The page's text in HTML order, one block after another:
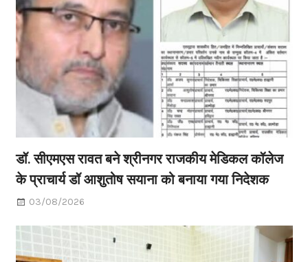
डॉ. सीएमएस रावत बने श्रीनगर राजकीय मेडिकल कॉलेज
के प्राचार्य डॉ आशुतोष सयाना को बनाया गया निदेशक
03/08/2026